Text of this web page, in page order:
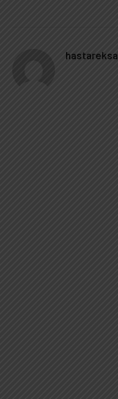
hastareksa